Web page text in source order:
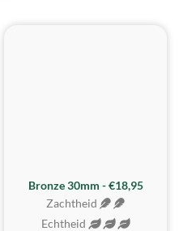
BESTE KOOP
Bronze 30mm - €18,95
Zachtheid
Echtheid